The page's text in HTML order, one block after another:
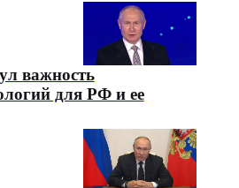
важность
для РФ и ее